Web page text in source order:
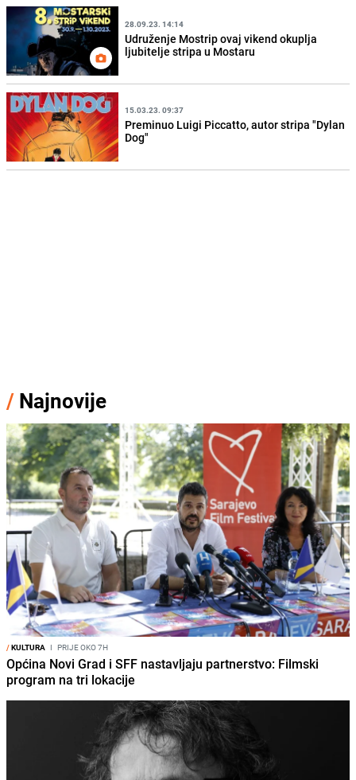
28.09.23. 14:14
Udruženje Mostrip ovaj vikend okuplja
ljubitelje stripa u Mostaru
15.03.23. 09:37
Preminuo Luigi Piccatto, autor stripa "Dylan
Dog"
/ Najnovije
/KULTURA I PRIJE OKO 7H
Općina Novi Grad i SFF nastavljaju partnerstvo: Filmski
program na tri lokacije